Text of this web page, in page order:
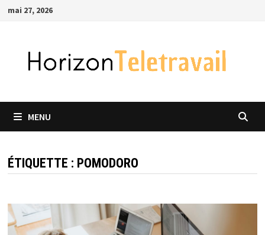
Passer
mai 27, 2026
MENU
ÉTIQUETTE : POMODORO